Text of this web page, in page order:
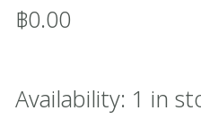
฿0.00
Availability: 1 in